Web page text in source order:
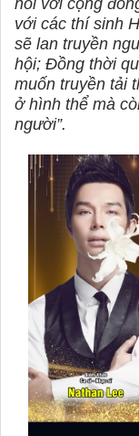
với các thí sinh
sẽ lan truyền
hội; Đồng thời
muốn truyền tải
ở hình thể mà
người”.